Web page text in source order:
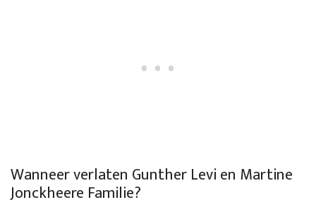
Wanneer verlaten Gunther Levi en Martine
Jonckheere Familie?